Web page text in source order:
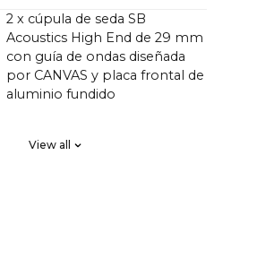
2 x cúpula de seda SB
Acoustics High End de 29 mm
con guía de ondas diseñada
por CANVAS y placa frontal de
aluminio fundido
bajas pérdidas y alta precisión,
View all